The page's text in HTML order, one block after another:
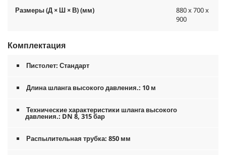
Размеры (Д × Ш × В) (мм)
880 x 700 x
900
Комплектация
Пистолет: Стандарт
Длина шланга высокого давления.: 10 м
Технические характеристики шланга высокого
давления.: DN 8, 315 бар
Распылительная трубка: 850 мм